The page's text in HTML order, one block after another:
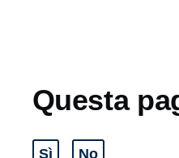
Questa
Sì